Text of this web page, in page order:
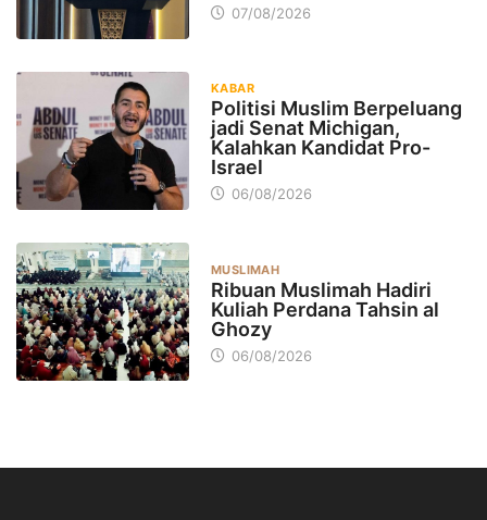
07/08/2026
KABAR
Politisi Muslim Berpeluang
jadi Senat Michigan,
Kalahkan Kandidat Pro-
Israel
06/08/2026
MUSLIMAH
Ribuan Muslimah Hadiri
Kuliah Perdana Tahsin al
Ghozy
06/08/2026